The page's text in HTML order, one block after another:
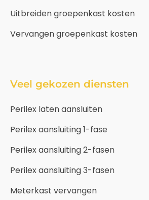
Uitbreiden groepenkast kosten
Vervangen groepenkast kosten
Veel gekozen diensten
Perilex laten aansluiten
Perilex aansluiting 1-fase
Perilex aansluiting 2-fasen
Perilex aansluiting 3-fasen
Meterkast vervangen